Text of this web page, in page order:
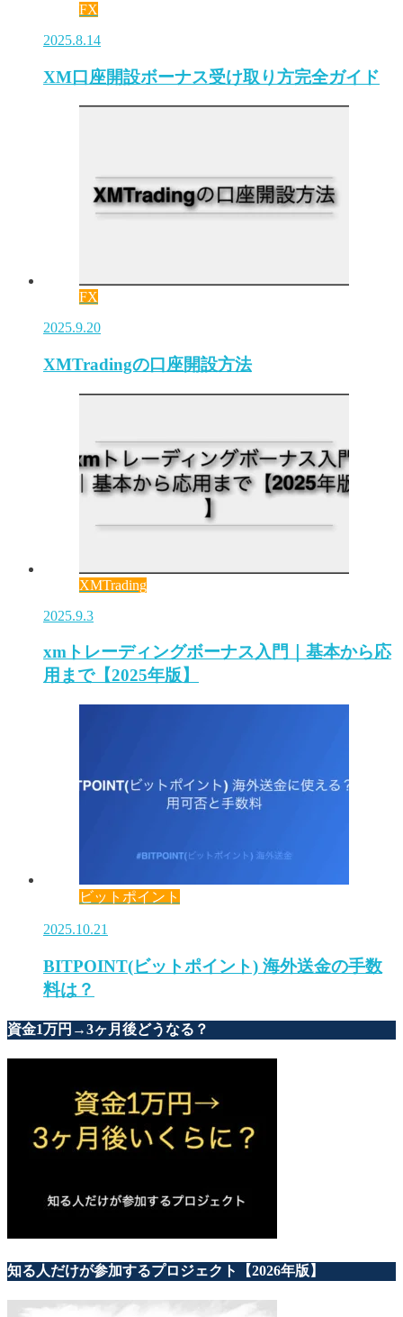
FX
2025.8.14
XM口座開設ボーナス受け取り方完全ガイド
FX
2025.9.20
XMTradingの口座開設方法
XMTrading
2025.9.3
xmトレーディングボーナス入門｜基本から応
用まで【2025年版】
ビットポイント
2025.10.21
BITPOINT(ビットポイント) 海外送金の手数
料は？
資金1万円→3ヶ月後どうなる？
知る人だけが参加するプロジェクト【2026年版】